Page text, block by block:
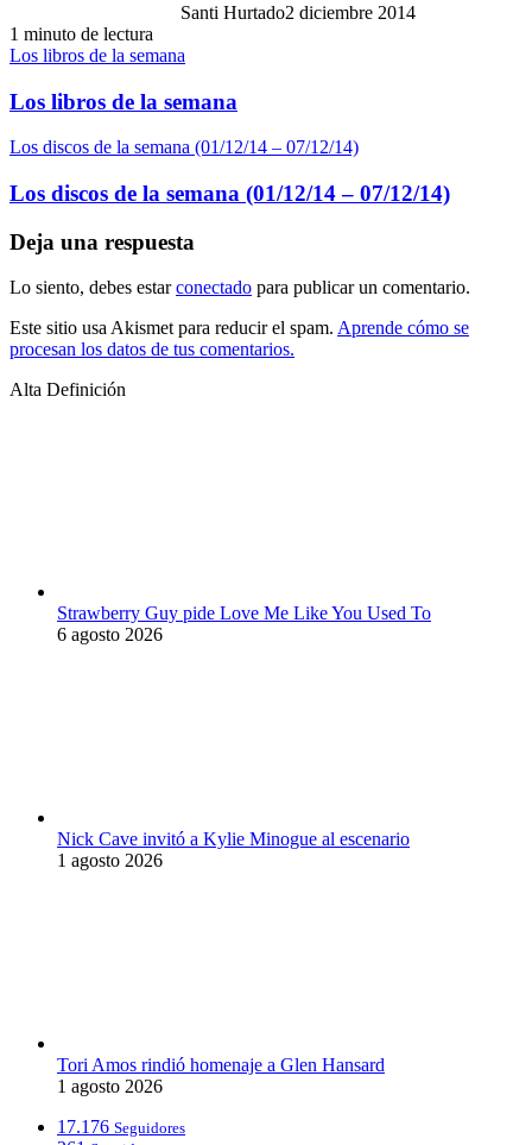
Santi Hurtado2 diciembre 2014
1 minuto de lectura
Los libros de la semana
Los libros de la semana
Los discos de la semana (01/12/14 – 07/12/14)
Los discos de la semana (01/12/14 – 07/12/14)
Deja una respuesta
Lo siento, debes estarconectado para publicar un comentario.
Este sitio usa Akismet para reducir el spam. Aprende cómo se
procesan los datos de tus comentarios.
Alta Definición
Strawberry Guy pide Love Me Like You Used To
6 agosto 2026
Nick Cave invitó a Kylie Minogue al escenario
1 agosto 2026
Tori Amos rindió homenaje a Glen Hansard
1 agosto 2026
17.176 Seguidores